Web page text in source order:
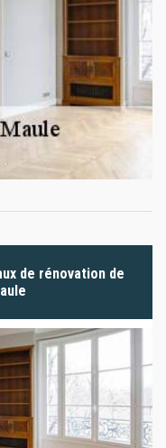
de rénovation de